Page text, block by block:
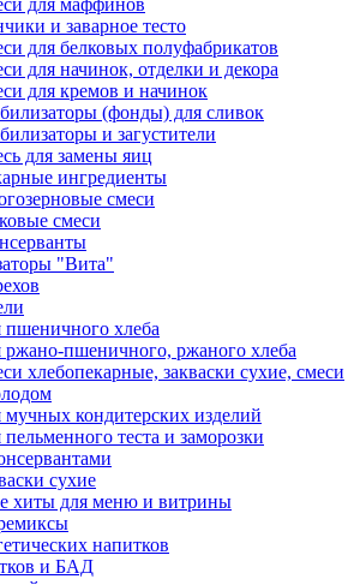
для маффинов
и заварное тесто
для белковых полуфабрикатов
для начинок, отделки и декора
для кремов и начинок
(фонды) для сливок
и загустители
для замены яиц
ингредиенты
смеси
смеси
"Вита"
пшеничного хлеба
ржано-пшеничного, ржаного хлеба
хлебопекарные, закваски сухие, смеси
мучных кондитерских изделий
теста и заморозки
сухие
хиты для меню и витрины
напитков
и БАД